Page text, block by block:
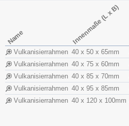
Name Innenmaße (L x B)
Vulkanisierrahmen 40 x 50 x 65mm
Vulkanisierrahmen 40 x 75 x 60mm
Vulkanisierrahmen 40 x 85 x 70mm
Vulkanisierrahmen 40 x 95 x 85mm
Vulkanisierrahmen 40 x 120 x 100mm